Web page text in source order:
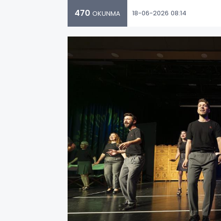
470 OKUNMA 18-06-2026 08:14